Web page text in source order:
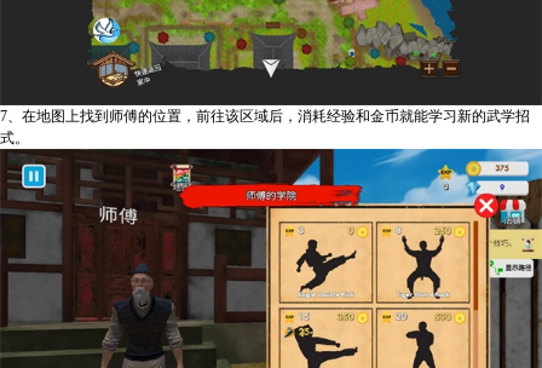
7、在地图上找到师傅的位置，前往该区域后，消耗经验和金币就能学习新的武学招
式。